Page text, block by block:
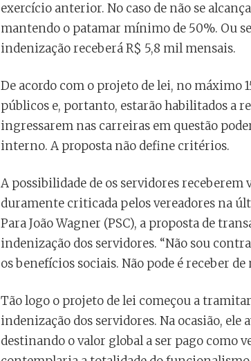
exercício anterior. No caso de não se
mantendo o patamar mínimo de 50%. Ou
indenização receberá R$ 5,8 mil mensais.
De acordo com o projeto de lei, no máximo
públicos e, portanto, estarão habilitados a
ingressarem nas carreiras em questão
interno. A proposta não define critérios.
A possibilidade de os servidores
duramente criticada pelos vereadores na
Para João Wagner (PSC), a proposta de
indenização dos servidores. “Não sou
os benefícios sociais. Não pode é receber
Tão logo o projeto de lei começou a
indenização dos servidores. Na ocasião,
destinando o valor global a ser pago como